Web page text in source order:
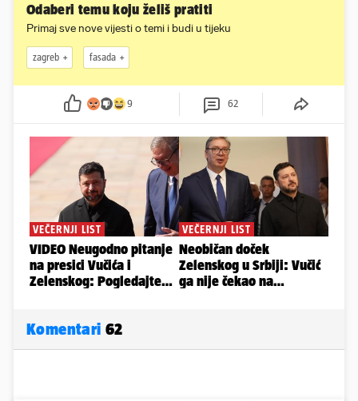
Odaberi temu koju želiš pratiti
Primaj sve nove vijesti o temi i budi u tijeku
zagreb fasada
9 62
Komentari 62